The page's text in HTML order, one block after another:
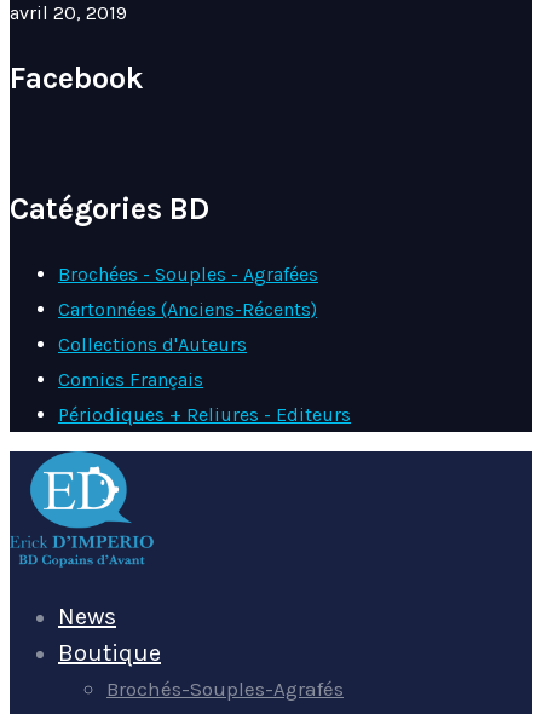
avril 20, 2019
Facebook
Catégories BD
Brochées - Souples - Agrafées
Cartonnées (Anciens-Récents)
Collections d'Auteurs
Comics Français
Périodiques + Reliures - Editeurs
News
Boutique
Brochés-Souples-Agrafés